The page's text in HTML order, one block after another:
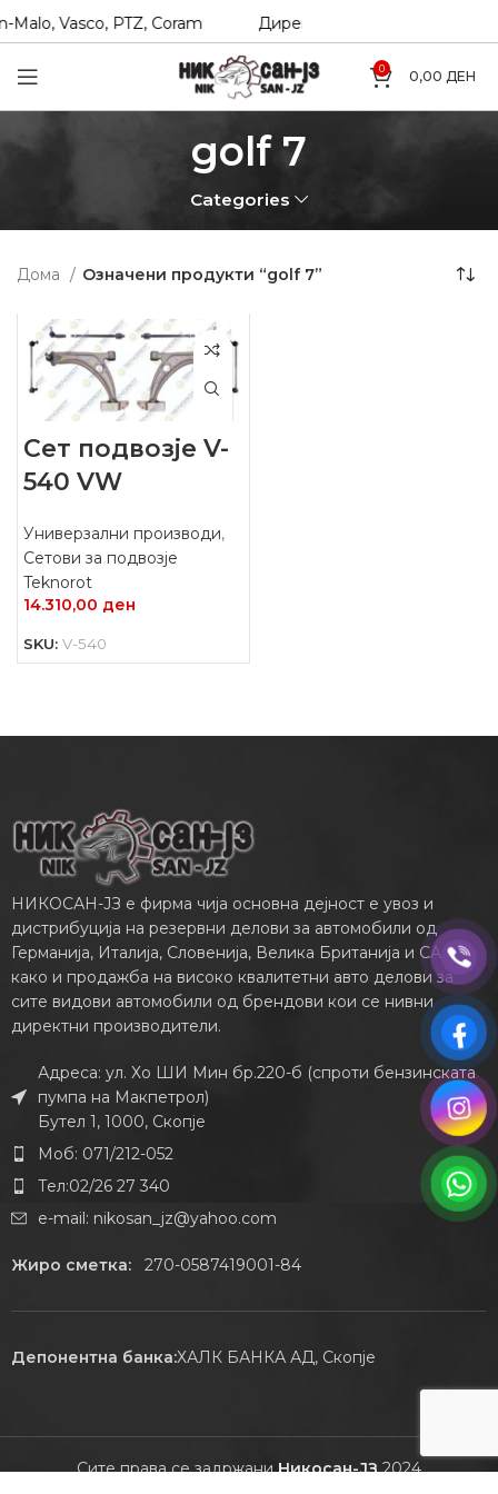
Vasco, PTZ, Coram Директни увозници на Hexol,
0 0,00 ДЕН
golf 7
Categories
Дома Означени продукти “golf 7”
Сет подвозје V-
540 VW
Универзални производи,
Сетови за подвозје
Teknorot
14.310,00 ден
SKU: V-540
НИКОСАН-ЈЗ е фирма чија основна дејност е увоз и
дистрибуција на резервни делови за автомобили од
Германија, Италија, Словенија, Велика Британија и САД,
како и продажба на високо квалитетни авто делови за
сите видови автомобили од брендови кои се нивни
директни производители.
Адреса: ул. Хо ШИ Мин бр.220-б (спроти бензинската
пумпа на Макпетрол)
Бутел 1, 1000, Скопје
Моб: 071/212-052
Тел:02/26 27 340
e-mail: nikosan_jz@yahoo.com
Жиро сметка:270-0587419001-84
Депонентна банка:ХАЛК БАНКА АД, Скопје
Сите права се задржаниНикосан-ЈЗ2024